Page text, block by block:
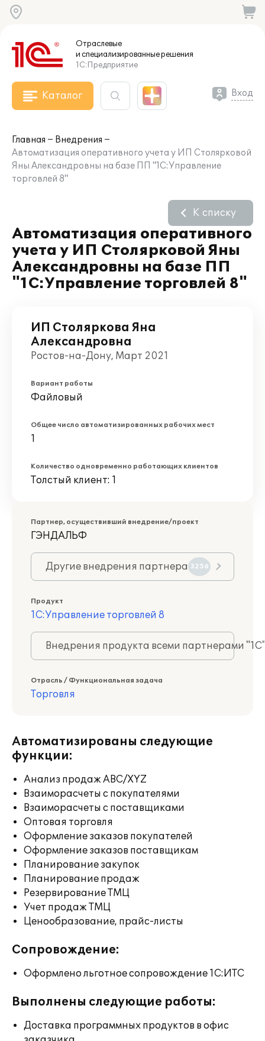
Отраслевые
и специализированныерешения
1С:Предприятие
Каталог Вход
Главная
Внедрения
Автоматизация оперативного учета у ИП Столярковой
Яны Александровны на базе ПП "1С:Управление
торговлей 8"
Автоматизация оперативного
учета у ИП Столярковой Яны
Александровны на базе ПП
"1С:Управление торговлей 8"
К списку
ИП Столяркова Яна
Александровна
Ростов-на-Дону, Март 2021
Вариант работы
Файловый
Общее число автоматизированных рабочих мест
1
Количество одновременно работающих клиентов
Толстый клиент: 1
Партнер, осуществивший внедрение/проект
ГЭНДАЛЬФ
Другие внедрения партнера 3256
Продукт
1С:Управление торговлей 8
Внедрения продукта всеми партнерами
Отрасль / Функциональная задача
Торговля
Автоматизированы следующие
функции:
Анализ продаж ABC/XYZ
Взаиморасчеты с покупателями
Взаиморасчеты с поставщиками
Оптовая торговля
Оформление заказов покупателей
Оформление заказов поставщикам
Планирование закупок
Планирование продаж
Резервирование ТМЦ
Учет продаж ТМЦ
Ценообразование, прайс-листы
Сопровождение:
Оформлено льготное сопровождение 1С:ИТС
Выполнены следующие работы:
Доставка программных продуктов в офис